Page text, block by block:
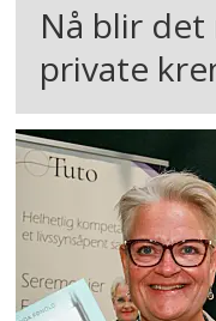
Nå blir
private